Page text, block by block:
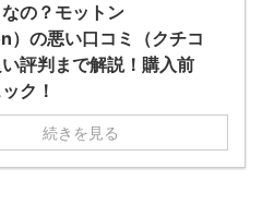
の？モットン
）の悪い口コミ（クチコ
評判まで解説！購入前
ク！
続きを見る